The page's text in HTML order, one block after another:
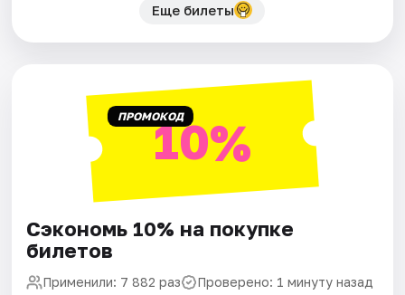
Еще билеты
ПРОМОКОД10%
Сэкономь 10% на покупке
билетов
Применили: 7 882 раз Проверено: 1 минуту назад